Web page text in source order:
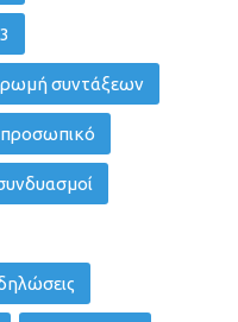
συντάξεων
προσωπικό